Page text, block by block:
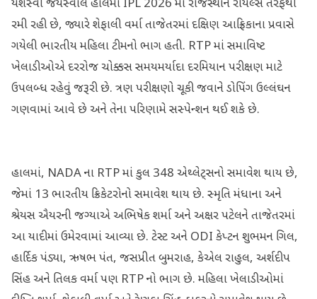
યશસ્વી જયસ્વાલ હાલમાં IPL 2026 માં રાજસ્થાન રોયલ્સ તરફથી
રમી રહી છે, જ્યારે શેફાલી વર્મા તાજેતરમાં દક્ષિણ આફ્રિકાના પ્રવાસે
ગયેલી ભારતીય મહિલા ટીમનો ભાગ હતી. RTP માં સમાવિષ્ટ
ખેલાડીઓએ દરરોજ ચોક્કસ સમયમર્યાદા દરમિયાન પરીક્ષણ માટે
ઉપલબ્ધ રહેવું જરૂરી છે. ત્રણ પરીક્ષણો ચૂકી જવાને ડોપિંગ ઉલ્લંઘન
ગણવામાં આવે છે અને તેના પરિણામે સસ્પેન્શન થઈ શકે છે.
હાલમાં, NADA ના RTP માં કુલ 348 એથ્લેટ્સનો સમાવેશ થાય છે,
જેમાં 13 ભારતીય ક્રિકેટરોનો સમાવેશ થાય છે. સ્મૃતિ મંધાના અને
શ્રેયસ ઐયરની જગ્યાએ અભિષેક શર્મા અને અક્ષર પટેલને તાજેતરમાં
આ યાદીમાં ઉમેરવામાં આવ્યા છે. ટેસ્ટ અને ODI કેપ્ટન શુભમન ગિલ,
હાર્દિક પંડ્યા, ઋષભ પંત, જસપ્રીત બુમરાહ, કેએલ રાહુલ, અર્શદીપ
સિંહ અને તિલક વર્મા પણ RTP નો ભાગ છે. મહિલા ખેલાડીઓમાં